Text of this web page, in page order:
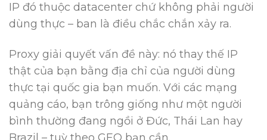
IP đó thuộc datacenter chứ không phải người
dùng thực – ban là điều chắc chắn xảy ra.
Proxy giải quyết vấn đề này: nó thay thế IP
thật của bạn bằng địa chỉ của người dùng
thực tại quốc gia bạn muốn. Với các mạng
quảng cáo, bạn trông giống như một người
bình thường đang ngồi ở Đức, Thái Lan hay